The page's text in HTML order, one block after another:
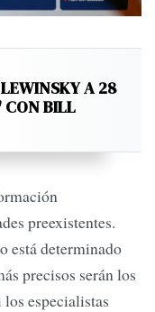
A 28
CON BILL
preexistentes.
está determinado
precisos serán los
especialistas